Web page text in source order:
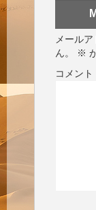
メール
ん。
※
コメント